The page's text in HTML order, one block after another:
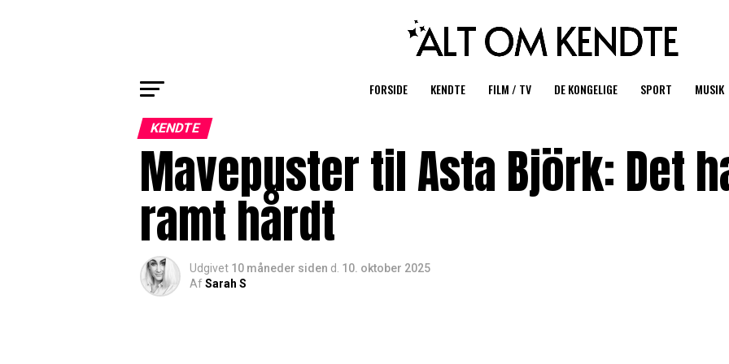
FORSIDE KENDTE FILM / TV DE KONGELIGE SPORT MUSIK
KENDTE
Mavepuster til Asta Björk: Det
ramt hårdt
Udgivet 10 måneder siden d. 10. oktober 2025
AfSarah S